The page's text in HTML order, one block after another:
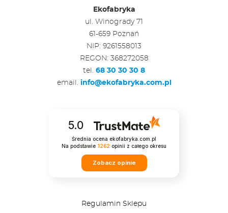
Ekofabryka
ul. Winogrady 71
61-659 Poznań
NIP: 9261558013
REGON: 368272058
tel. 68 30 30 30 8
email. info@ekofabryka.com.pl
5.0
Średnia ocena ekofabryka.com.pl
Na podstawie 1262 opinii z całego okresu
Zobacz opinie
Regulamin Sklepu